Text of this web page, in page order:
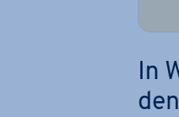
In
den